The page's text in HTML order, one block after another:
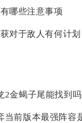
哪些注意事项
对于敌人有何计划
2金蝎子尾能找到吗